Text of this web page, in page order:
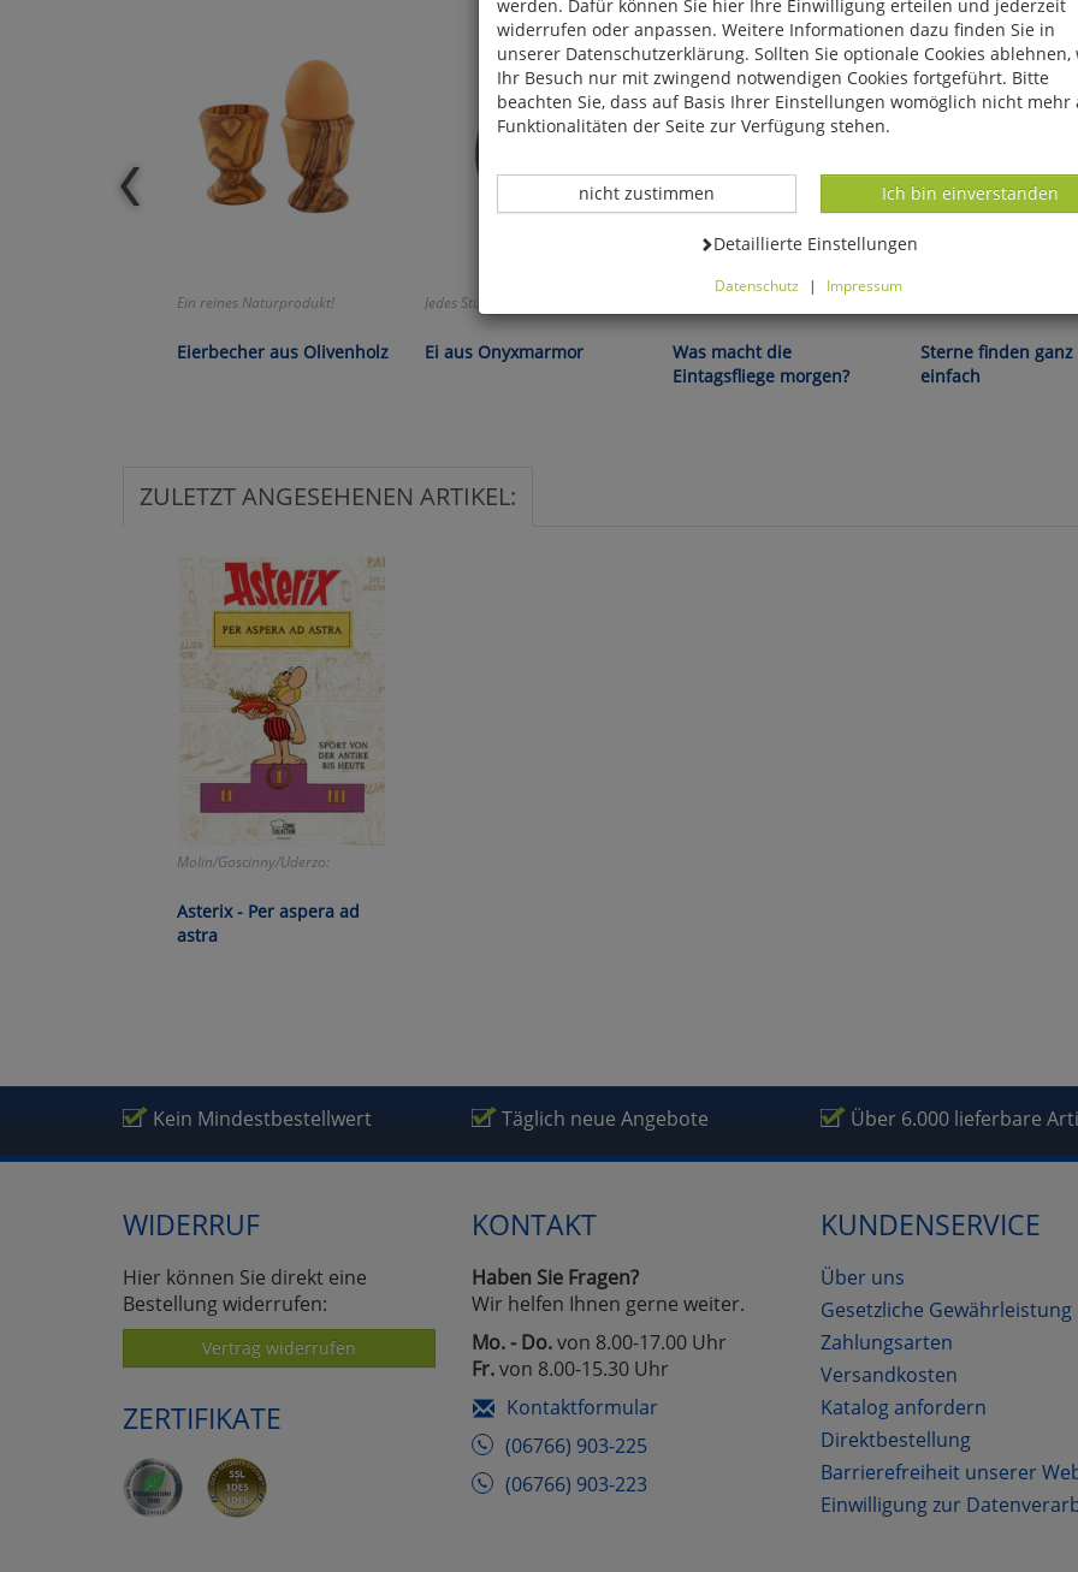
Ein reines Naturprodukt!
Eierbecher aus Olivenholz
Jedes Stück ein Unikat!
Ei aus Onyxmarmor
Was macht die
Eintagsfliege morgen?
Sterne finden ganz
einfach
ZULETZT ANGESEHENEN ARTIKEL:
Molin/Goscinny/Uderzo:
Asterix - Per aspera ad
astra
Kein Mindestbestellwert Täglich neue Angebote Über 6.000 lieferbare
WIDERRUF
Hier können Sie direkt eine
Bestellung widerrufen:
Vertrag widerrufen
ZERTIFIKATE
KONTAKT
Haben Sie Fragen?
Wir helfen Ihnen gerne weiter.
Mo. - Do.von 8.00-17.00 Uhr
Fr.von 8.00-15.30 Uhr
Kontaktformular
(06766) 903-225
(06766) 903-223
KUNDENSERVICE
Über uns
Gesetzliche Gewährleistung
Zahlungsarten
Versandkosten
Katalog anfordern
Direktbestellung
Barrierefreiheit unserer
Einwilligung zur
werden. Dafür können Sie hier Ihre Einwilligung erteilen und jederzeit
widerrufen oder anpassen. Weitere Informationen dazu finden Sie in
unserer Datenschutzerklärung. Sollten Sie optionale Cookies ablehnen,
Ihr Besuch nur mit zwingend notwendigen Cookies fortgeführt. Bitte
beachten Sie, dass auf Basis Ihrer Einstellungen womöglich nicht mehr
Funktionalitäten der Seite zur Verfügung stehen.
Datenverarbeitung -
Ich bin einverstanden
Datenverarbeitung -
nicht zustimmen
Datenverarbeitung -
Detaillierte Einstellungen
Datenschutz | Impressum
Cookies ablehnen, wird Ihr Besuch nur mit zwingend notwendigen
fortgeführt. Bitte beachten Sie, dass auf Basis Ihrer Einstellungen
nicht mehr alle Funktionalitäten der Seite zur Verfügung stehen.